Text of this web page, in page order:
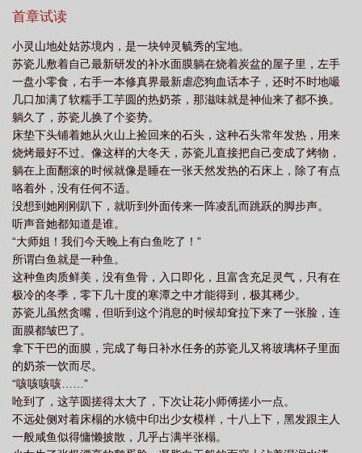
首章试读
小灵山地处姑苏境内，是一块钟灵毓秀的宝地。
苏瓷儿敷着自己最新研发的补水面膜躺在烧着炭盆的屋子里，左手
一盘小零食，右手一本修真界最新虐恋狗血话本子，还时不时地嘬
几口加满了软糯手工芋圆的热奶茶，那滋味就是神仙来了都不换。
躺久了，苏瓷儿换了个姿势。
床垫下头铺着她从火山上捡回来的石头，这种石头常年发热，用来
烧烤最好不过。像这样的大冬天，苏瓷儿直接把自己变成了烤物，
躺在上面翻滚的时候就像是睡在一张天然发热的石床上，除了有点
咯着外，没有任何不适。
没想到她刚刚趴下，就听到外面传来一阵凌乱而跳跃的脚步声。
听声音她都知道是谁。
“大师姐！我们今天晚上有白鱼吃了！”
所谓白鱼就是一种鱼。
这种鱼肉质鲜美，没有鱼骨，入口即化，且富含充足灵气，只有在
极冷的冬季，零下几十度的寒潭之中才能得到，极其稀少。
苏瓷儿虽然贪嘴，但听到这个消息的时候却耷拉下来了一张脸，连
面膜都皱巴了。
拿下干巴的面膜，完成了每日补水任务的苏瓷儿又将玻璃杯子里面
的奶茶一饮而尽。
“咳咳咳咳……”
呛到了，这芋圆搓得太大了，下次让花小师傅搓小一点。
不远处侧对着床榻的水镜中印出少女模样，十八上下，黑发跟主人
一般咸鱼似得慵懒披散，几乎占满半张榻。